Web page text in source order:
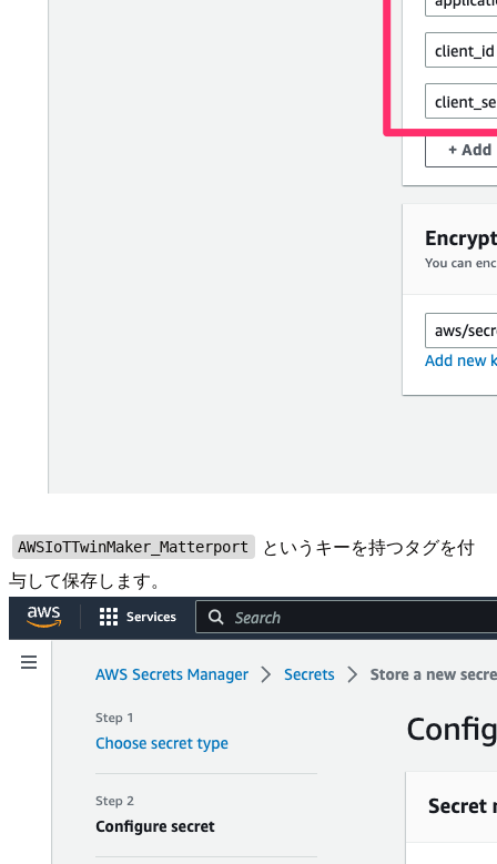
AWSIoTTwinMaker_Matterport
というキーを持つタグを付
与して保存します。